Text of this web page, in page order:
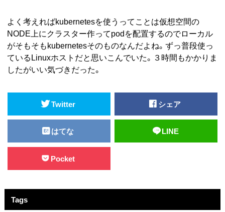
よく考えればkubernetesを使うってことは仮想空間の
NODE上にクラスター作ってpodを配置するのでローカル
がそもそもkubernetesそのものなんだよね。ずっ普段使っ
ているLinuxホストだと思いこんでいた。３時間もかかりま
したがいい気づきだった。
Twitter シェア
はてな LINE
Pocket
Tags